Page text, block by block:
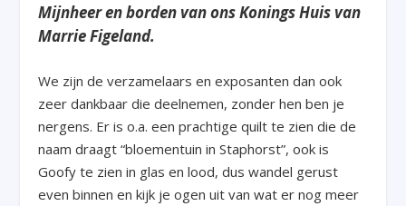
Mijnheer en borden van ons Konings Huis van
Marrie Figeland.
We zijn de verzamelaars en exposanten dan ook
zeer dankbaar die deelnemen, zonder hen ben je
nergens. Er is o.a. een prachtige quilt te zien die de
naam draagt “bloementuin in Staphorst”, ook is
Goofy te zien in glas en lood, dus wandel gerust
even binnen en kijk je ogen uit van wat er nog meer